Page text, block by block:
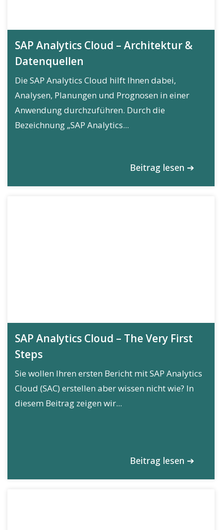
SAP Analytics Cloud – Architektur &
Datenquellen
Die SAP Analytics Cloud hilft Ihnen dabei,
Analysen, Planungen und Prognosen in einer
Anwendung durchzuführen. Durch die
Bezeichnung „SAP Analytics...
Beitrag lesen ➔
SAP Analytics Cloud – The Very First
Steps
Sie wollen Ihren ersten Bericht mit SAP Analytics
Cloud (SAC) erstellen aber wissen nicht wie? In
diesem Beitrag zeigen wir...
Beitrag lesen ➔